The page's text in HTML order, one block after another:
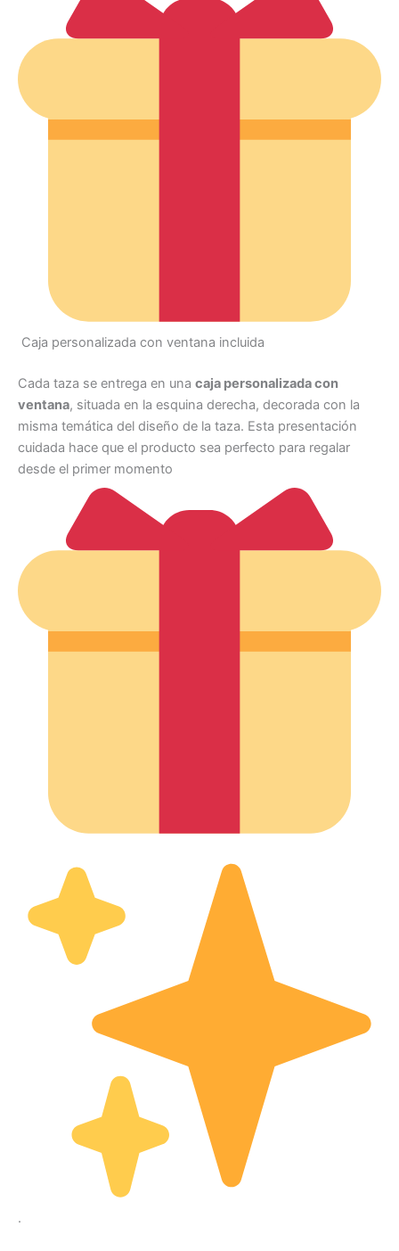
Caja personalizada con ventana incluida
Cada taza se entrega en una caja personalizada con
ventana, situada en la esquina derecha, decorada con la
misma temática del diseño de la taza. Esta presentación
cuidada hace que el producto sea perfecto para regalar
desde el primer momento
.